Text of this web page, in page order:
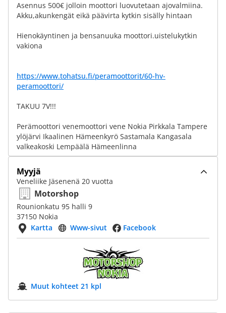
Asennus 500€ jolloin moottori luovutetaan ajovalmiina.
Akku,akunkengät eikä päävirta kytkin sisälly hintaan
Hienokäyntinen ja bensanuuka moottori.uistelukytkin
vakiona
https://www.tohatsu.fi/peramoottorit/60-hv-
peramoottori/
TAKUU 7V!!!
Perämoottori venemoottori vene Nokia Pirkkala Tampere
ylöjärvi Ikaalinen Hämeenkyrö Sastamala Kangasala
valkeakoski Lempäälä Hämeenlinna
Myyjä
Veneliike Jäsenenä 20 vuotta
Motorshop
Rounionkatu 95 halli 9
37150 Nokia
Kartta
Www-sivut Facebook
Muut kohteet 21 kpl